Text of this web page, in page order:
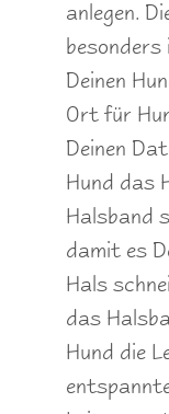
anlegen.
besonders
Deinen
Ort für
Deinen
Hund das
Halsband
damit es
Hals
das
Hund die